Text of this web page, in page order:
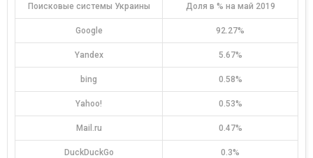
Поисковые системы Украины Доля в % на май 2019
Google 92.27%
Yandex 5.67%
bing 0.58%
Yahoo! 0.53%
Mail.ru 0.47%
DuckDuckGo 0.3%